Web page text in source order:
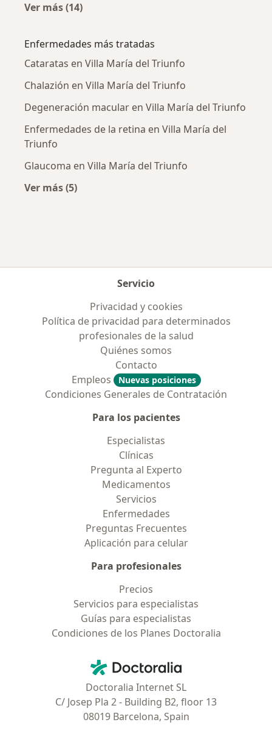
Ver más (14)
Enfermedades más tratadas
Cataratas en Villa María del Triunfo
Chalazión en Villa María del Triunfo
Degeneración macular en Villa María del Triunfo
Enfermedades de la retina en Villa María del
Triunfo
Glaucoma en Villa María del Triunfo
Ver más (5)
Servicio
Privacidad y cookies
Política de privacidad para determinados
profesionales de la salud
Quiénes somos
Contacto
Empleos
Nuevas posiciones
Condiciones Generales de Contratación
Para los pacientes
Especialistas
Clínicas
Pregunta al Experto
Medicamentos
Servicios
Enfermedades
Preguntas Frecuentes
Aplicación para celular
Para profesionales
Precios
Servicios para especialistas
Guías para especialistas
Condiciones de los Planes Doctoralia
Doctoralia - Página de inicio
Doctoralia Internet SL
C/ Josep Pla 2 - Building B2, floor 13
08019 Barcelona, Spain